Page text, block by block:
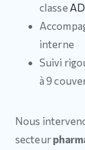
classe
interne
Suivi
à 9
Nous
secteur